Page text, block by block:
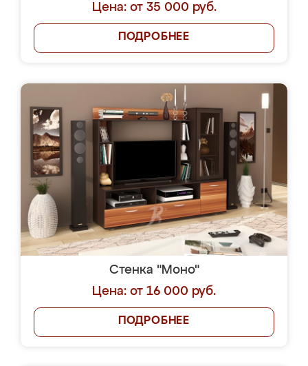
Цена: от 35 000 руб.
ПОДРОБНЕЕ
Стенка "Моно"
Цена: от 16 000 руб.
ПОДРОБНЕЕ